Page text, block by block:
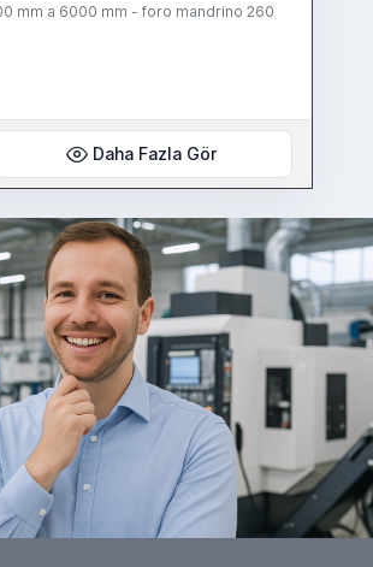
mm a 6000 mm - foro mandrino 260
Daha Fazla Gör